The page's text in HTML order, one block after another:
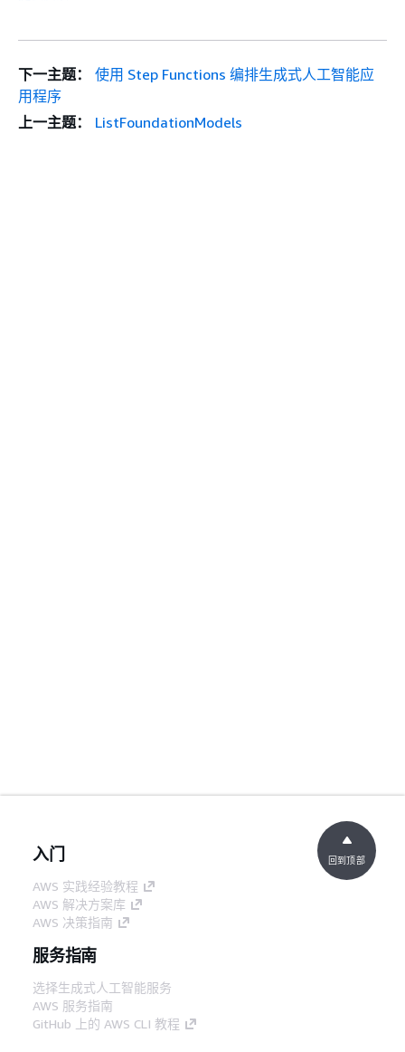
下一主题：
使用 Step Functions 编排生成式人工智能应
用程序
上一主题：
ListFoundationModels
入门
AWS 实践经验教程
AWS 解决方案库
AWS 决策指南
服务指南
选择生成式人工智能服务
AWS 服务指南
GitHub 上的 AWS CLI 教程
回到顶部